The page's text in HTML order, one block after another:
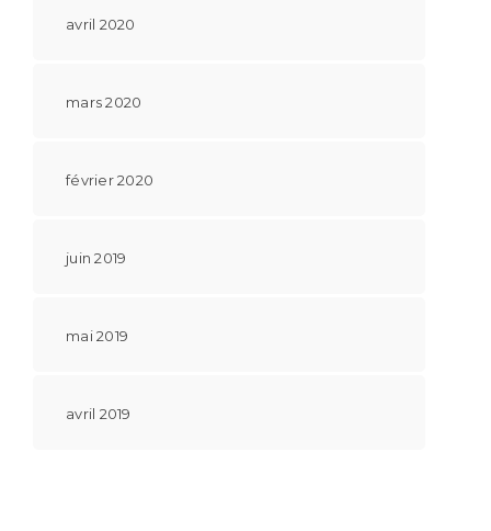
avril 2020
mars 2020
février 2020
juin 2019
mai 2019
avril 2019